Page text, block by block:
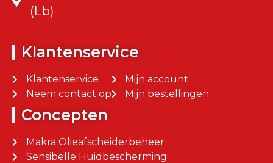
(Lb)
Klantenservice
Klantenservice
Neem contact op
Mijn account
Mijn bestellingen
Concepten
Makra Olieafscheiderbeheer
Sensibelle Huidbescherming